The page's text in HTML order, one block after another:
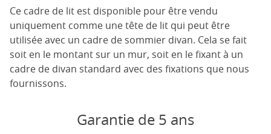
Ce cadre de lit est disponible pour être vendu
uniquement comme une tête de lit qui peut être
utilisée avec un cadre de sommier divan. Cela se fait
soit en le montant sur un mur, soit en le fixant à un
cadre de divan standard avec des fixations que nous
fournissons.
Garantie de 5 ans